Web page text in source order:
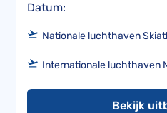
Datum:
Nationale luchthaven
Internationale luchthaven
Bekijk